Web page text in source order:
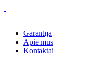
Garantija
Apie mus
Kontaktai